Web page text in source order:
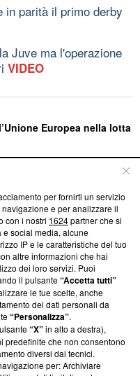
parità il primo derby
Juve ma l'operazione
VIDEO
Europea nella lotta
su Blasting
come ci impegniamo a
la nostra aderenza a
News non è
ha richiesto di farne
una verifica di
per fornirti un servizio
e per analizzare il
con i nostri 1624partner che si
social media, alcune
IP e le caratteristiche del tuo
altre informazioni che hai
dei loro servizi. Puoi
il pulsante“Accetta tutti”
le tue scelte, anche
dei dati personali da
“Personalizza”.
“X”in alto a destra),
predefinite che non consentono
diversi dai tecnici.
per: Archiviare